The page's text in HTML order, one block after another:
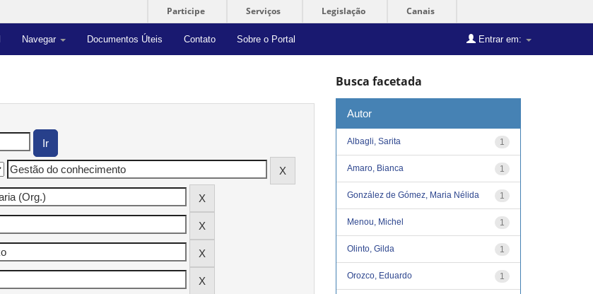
Participe Serviços Legislação Canais
Navegar Documentos Úteis Contato Sobre o Portal Entrar em:
Busca facetada
Autor
1
Albagli, Sarita
1
Amaro, Bianca
1
González de Gómez, Maria Nélida
1
Menou, Michel
1
Olinto, Gilda
1
Orozco, Eduardo